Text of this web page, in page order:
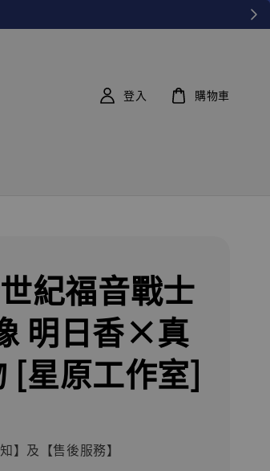
登入 購物車
紀福音戰士
明日香×真
[星原工作室]
】及【售後服務】